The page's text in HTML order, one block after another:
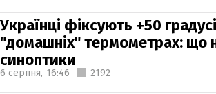
Українці фіксують +50
"домашніх" термометрах: що
синоптики
6 серпня, 16:46 2192